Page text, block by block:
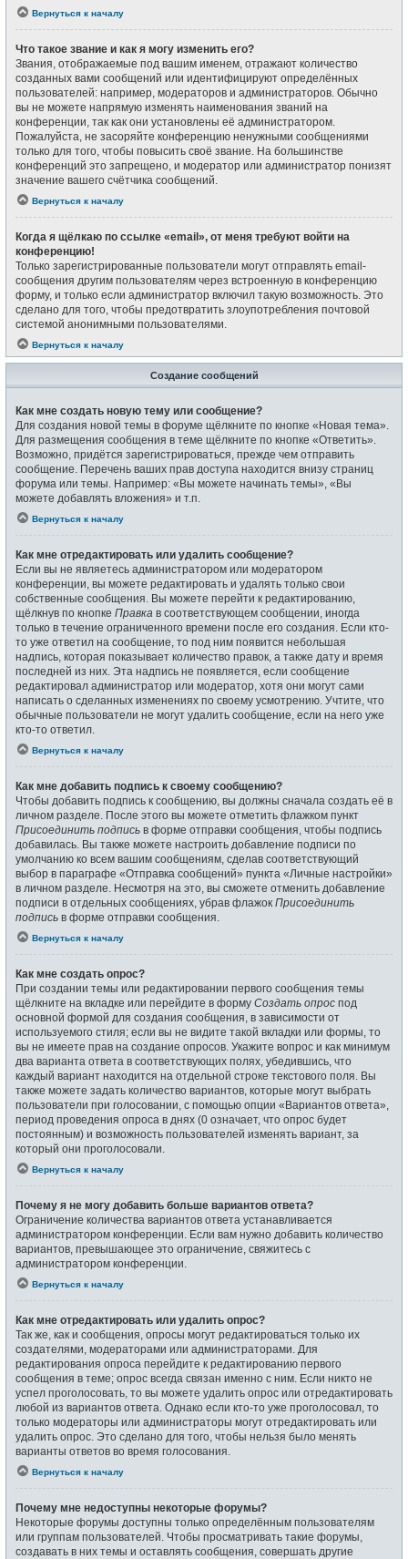
Вернуться к началу
Что такое звание и как я могу изменить его?
Звания, отображаемые под вашим именем, отражают количество
созданных вами сообщений или идентифицируют определённых
пользователей: например, модераторов и администраторов. Обычно
вы не можете напрямую изменять наименования званий на
конференции, так как они установлены её администратором.
Пожалуйста, не засоряйте конференцию ненужными сообщениями
только для того, чтобы повысить своё звание. На большинстве
конференций это запрещено, и модератор или администратор понизят
значение вашего счётчика сообщений.
Вернуться к началу
Когда я щёлкаю по ссылке «email», от меня требуют войти на
конференцию!
Только зарегистрированные пользователи могут отправлять email-
сообщения другим пользователям через встроенную в конференцию
форму, и только если администратор включил такую возможность. Это
сделано для того, чтобы предотвратить злоупотребления почтовой
системой анонимными пользователями.
Вернуться к началу
Создание сообщений
Как мне создать новую тему или сообщение?
Для создания новой темы в форуме щёлкните по кнопке «Новая тема».
Для размещения сообщения в теме щёлкните по кнопке «Ответить».
Возможно, придётся зарегистрироваться, прежде чем отправить
сообщение. Перечень ваших прав доступа находится внизу страниц
форума или темы. Например: «Вы можете начинать темы», «Вы
можете добавлять вложения» и т.п.
Вернуться к началу
Как мне отредактировать или удалить сообщение?
Если вы не являетесь администратором или модератором
конференции, вы можете редактировать и удалять только свои
собственные сообщения. Вы можете перейти к редактированию,
щёлкнув по кнопке Правка в соответствующем сообщении, иногда
только в течение ограниченного времени после его создания. Если кто-
то уже ответил на сообщение, то под ним появится небольшая
надпись, которая показывает количество правок, а также дату и время
последней из них. Эта надпись не появляется, если сообщение
редактировал администратор или модератор, хотя они могут сами
написать о сделанных изменениях по своему усмотрению. Учтите, что
обычные пользователи не могут удалить сообщение, если на него уже
кто-то ответил.
Вернуться к началу
Как мне добавить подпись к своему сообщению?
Чтобы добавить подпись к сообщению, вы должны сначала создать её в
личном разделе. После этого вы можете отметить флажком пункт
Присоединить подпись в форме отправки сообщения, чтобы подпись
добавилась. Вы также можете настроить добавление подписи по
умолчанию ко всем вашим сообщениям, сделав соответствующий
выбор в параграфе «Отправка сообщений» пункта «Личные настройки»
в личном разделе. Несмотря на это, вы сможете отменить добавление
подписи в отдельных сообщениях, убрав флажок Присоединить
подпись в форме отправки сообщения.
Вернуться к началу
Как мне создать опрос?
При создании темы или редактировании первого сообщения темы
щёлкните на вкладке или перейдите в форму Создать опрос под
основной формой для создания сообщения, в зависимости от
используемого стиля; если вы не видите такой вкладки или формы, то
вы не имеете прав на создание опросов. Укажите вопрос и как минимум
два варианта ответа в соответствующих полях, убедившись, что
каждый вариант находится на отдельной строке текстового поля. Вы
также можете задать количество вариантов, которые могут выбрать
пользователи при голосовании, с помощью опции «Вариантов ответа»,
период проведения опроса в днях (0 означает, что опрос будет
постоянным) и возможность пользователей изменять вариант, за
который они проголосовали.
Вернуться к началу
Почему я не могу добавить больше вариантов ответа?
Ограничение количества вариантов ответа устанавливается
администратором конференции. Если вам нужно добавить количество
вариантов, превышающее это ограничение, свяжитесь с
администратором конференции.
Вернуться к началу
Как мне отредактировать или удалить опрос?
Так же, как и сообщения, опросы могут редактироваться только их
создателями, модераторами или администраторами. Для
редактирования опроса перейдите к редактированию первого
сообщения в теме; опрос всегда связан именно с ним. Если никто не
успел проголосовать, то вы можете удалить опрос или отредактировать
любой из вариантов ответа. Однако если кто-то уже проголосовал, то
только модераторы или администраторы могут отредактировать или
удалить опрос. Это сделано для того, чтобы нельзя было менять
варианты ответов во время голосования.
Вернуться к началу
Почему мне недоступны некоторые форумы?
Некоторые форумы доступны только определённым пользователям
или группам пользователей. Чтобы просматривать такие форумы,
создавать в них темы и оставлять сообщения, совершать другие